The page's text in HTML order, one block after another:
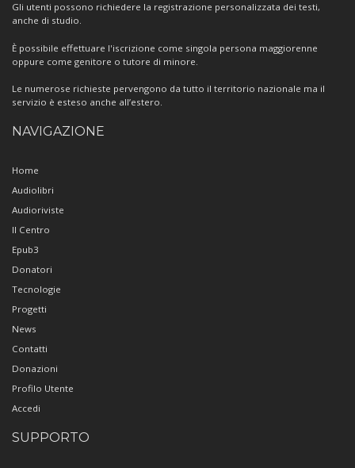
Gli utenti possono richiedere la registrazione personalizzata dei testi,
anche di studio.
È possibile effettuare l'iscrizione come singola persona maggiorenne
oppure come genitore o tutore di minore.
Le numerose richieste pervengono da tutto il territorio nazionale ma il
servizio è esteso anche all’estero.
NAVIGAZIONE
Home
Audiolibri
Audioriviste
Il Centro
Epub3
Donatori
Tecnologie
Progetti
News
Contatti
Donazioni
Profilo Utente
Accedi
SUPPORTO